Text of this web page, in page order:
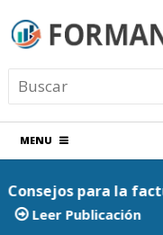
MENU
Consejos para la
Leer Publicación